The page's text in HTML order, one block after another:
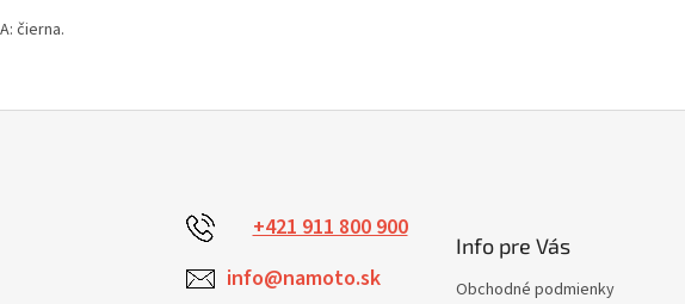
čierna.
+421 911 800 900
info@namoto.sk
Info pre Vás
Obchodné podmienky